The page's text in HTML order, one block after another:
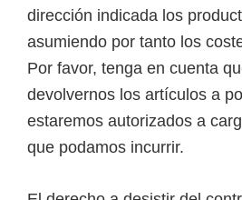
dirección indicada los
asumiendo por tanto los
Por favor, tenga en cuenta
devolvernos los artículos a
estaremos autorizados a
que podamos incurrir.